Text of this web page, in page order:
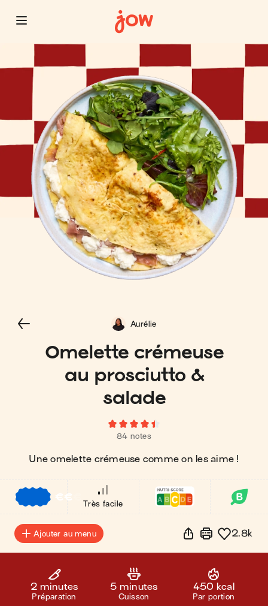
Omelette crémeuse
au prosciutto &
salade
84 notes
Une omelette crémeuse comme on les aime !
Aurélie
€€
Très facile
Ajouter au menu 2.8k
2 minutes
Préparation
5 minutes
Cuisson
450 kcal
Par portion